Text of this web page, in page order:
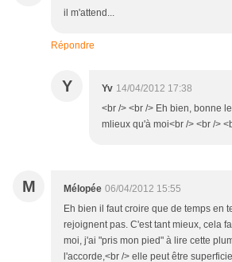
il m'attend...
Répondre
Y Yv 14/04/2012 17:38
<br /> <br /> Eh bien, bonne
mlieux qu'à moi<br /> <br />
M Mélopée 06/04/2012 15:55
Eh bien il faut croire que de temps en
rejoignent pas. C'est tant mieux, cela
moi, j'ai "pris mon pied" à lire cette
l'accorde,<br /> elle peut être